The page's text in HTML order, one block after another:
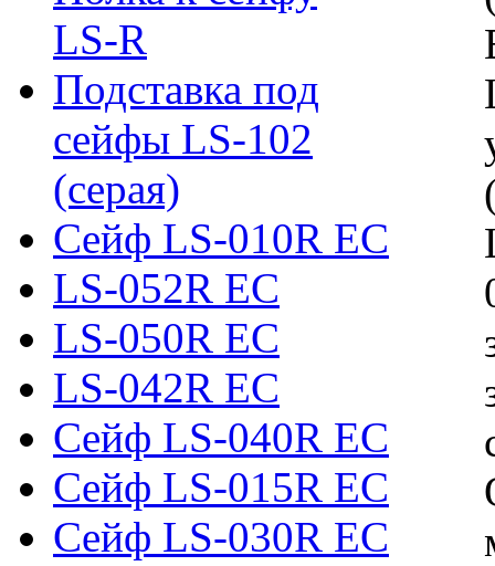
LS-R
Подставка под
сейфы LS-102
(серая)
Сейф LS-010R EC
LS-052R EC
LS-050R EC
LS-042R EC
Сейф LS-040R EC
Сейф LS-015R EC
Сейф LS-030R EC